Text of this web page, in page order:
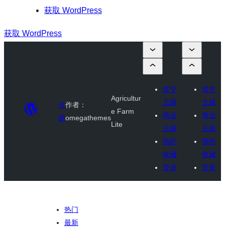
获取 WordPress
获取 WordPress
主
题
作者：
omegathemes
Agricultur
e Farm
Lite
提交
主题
商业
主题
我的
收藏
登录
提交
主题
商业
主题
我的
收藏
登录
热门
最新